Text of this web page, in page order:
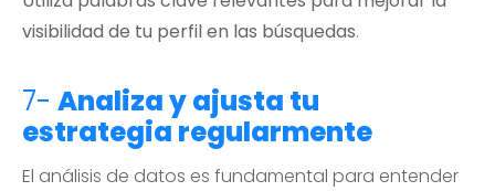
visibilidad de tu perfil en las búsquedas.
7- Analiza y ajusta tu
estrategia regularmente
El análisis de datos es fundamental para entender